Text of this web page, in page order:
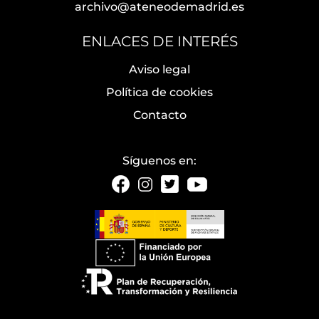
archivo@ateneodemadrid.es
ENLACES DE INTERÉS
Aviso legal
Política de cookies
Contacto
Síguenos en: